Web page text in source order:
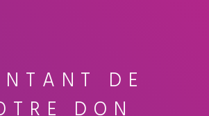
DE
DON